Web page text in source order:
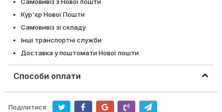
Кур'єр Нової Пошти
Самовивіз зі складу
Інші транспортні служби
Доставка у поштомати Нової пошти
Способи оплати
Поділитися: